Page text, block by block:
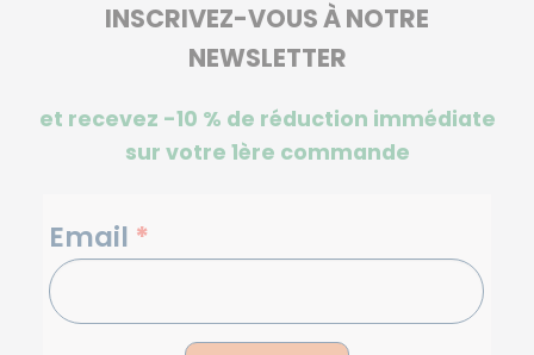
INSCRIVEZ-VOUS À NOTRE
NEWSLETTER
et recevez -10 % de réduction immédiate
sur votre 1ère commande
NEWSLETTERS
Email *